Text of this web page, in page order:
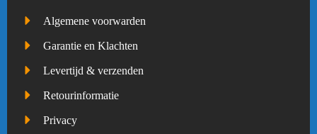
Algemene voorwarden
Garantie en Klachten
Levertijd & verzenden
Retourinformatie
Privacy